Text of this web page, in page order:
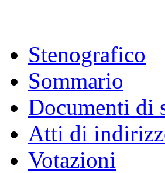
Stenografico
Sommario
Documenti di
Atti di
Votazioni